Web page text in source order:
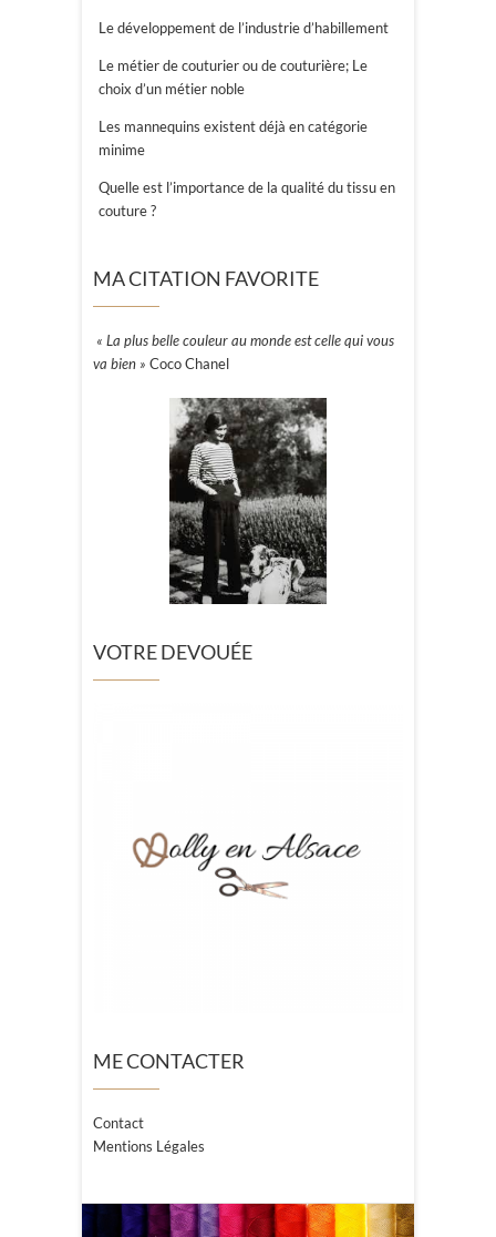
Le développement de l’industrie d’habillement
Le métier de couturier ou de couturière; Le
choix d’un métier noble
Les mannequins existent déjà en catégorie
minime
Quelle est l’importance de la qualité du tissu en
couture ?
MA CITATION FAVORITE
« La plus belle couleur au monde est celle qui vous
va bien » Coco Chanel
VOTRE DEVOUÉE
ME CONTACTER
Contact
Mentions Légales